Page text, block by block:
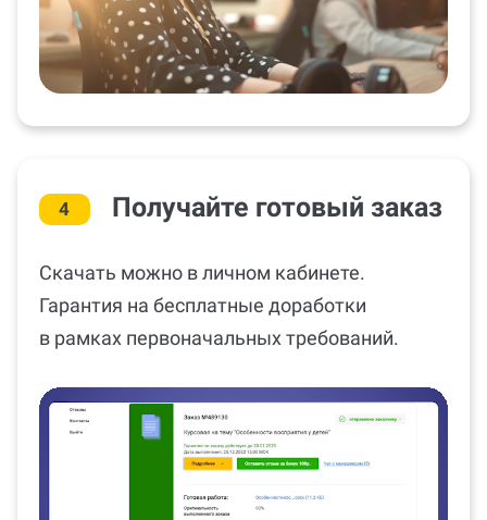
4 Получайте готовый заказ
Скачать можно в личном кабинете.
Гарантия на бесплатные доработки
в рамках первоначальных требований.